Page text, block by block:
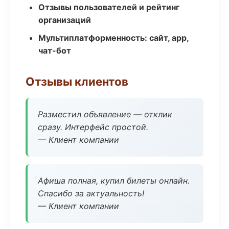
Отзывы пользователей и рейтинг
организаций
Мультиплатформенность: сайт, app,
чат-бот
Отзывы клиентов
Разместил объявление — отклик
сразу. Интерфейс простой.
— Клиент компании
Афиша полная, купил билеты онлайн.
Спасибо за актуальность!
— Клиент компании